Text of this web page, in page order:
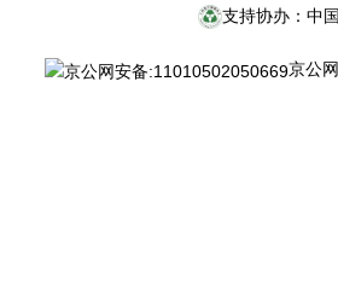
支持协办：中
京公